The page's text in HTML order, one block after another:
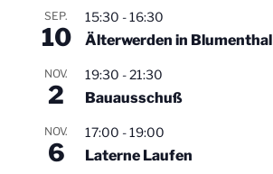
SEP.
10
15:30 -16:30
Älterwerden in Blumenthal
NOV.
2
19:30 -21:30
Bauausschuß
NOV.
6
17:00 -19:00
Laterne Laufen